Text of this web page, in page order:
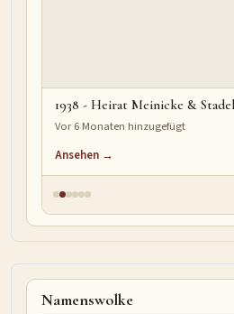
1938 - Heirat Meinicke &
Vor 6 Monaten hinzugefügt
Ansehen →
Namenswolke